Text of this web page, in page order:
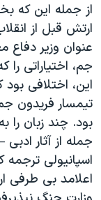
از جمله این که
عنوان وزیر دفاع
جم، اختیاراتی
این، اختلافی
تیمسار فریدون
بود. چند زبان
جمله از آثار
اسپانیولی ترجمه
اعلامد بی طرفی